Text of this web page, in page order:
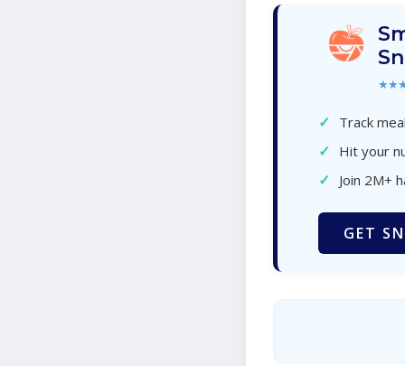
✓ Track
✓ Hit your
✓ Join 2M+
GET